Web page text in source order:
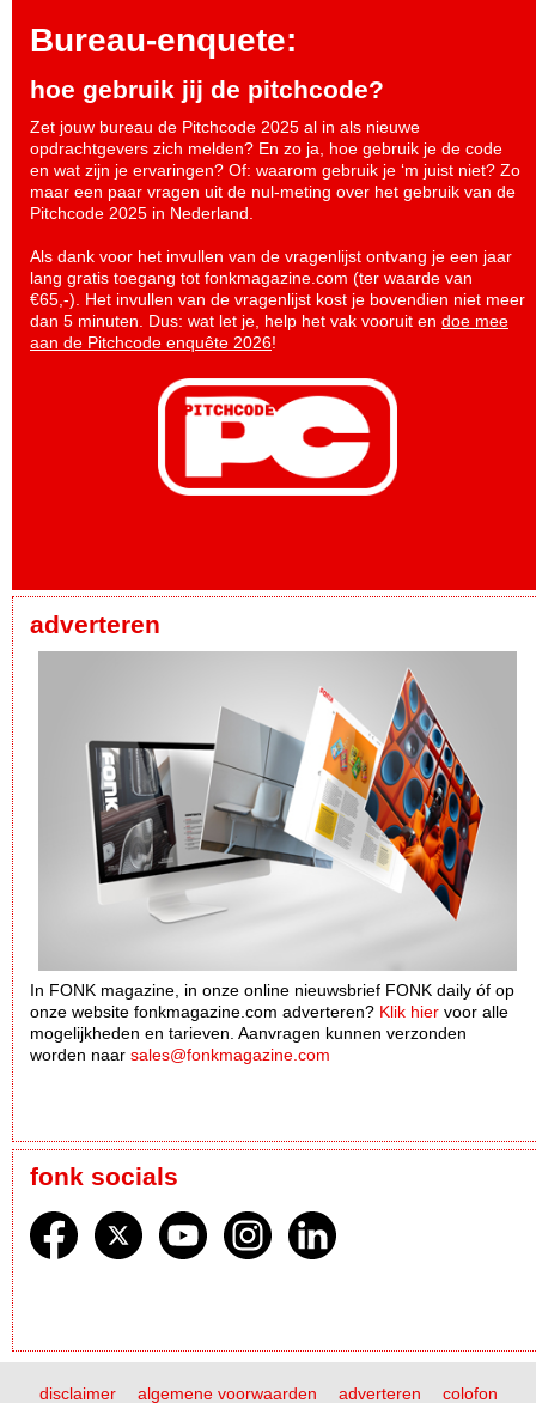
Bureau-enquete:
hoe gebruik jij de pitchcode?
Zet jouw bureau de Pitchcode 2025 al in als nieuwe
opdrachtgevers zich melden? En zo ja, hoe gebruik je de code
en wat zijn je ervaringen? Of: waarom gebruik je ‘m juist niet? Zo
maar een paar vragen uit de nul-meting over het gebruik van de
Pitchcode 2025 in Nederland.
Als dank voor het invullen van de vragenlijst ontvang je een jaar
lang gratis toegang tot fonkmagazine.com (ter waarde van
€65,-). Het invullen van de vragenlijst kost je bovendien niet meer
dan 5 minuten. Dus: wat let je, help het vak vooruit en doe mee
aan de Pitchcode enquête 2026!
adverteren
In FONK magazine, in onze online nieuwsbrief FONK daily óf op
onze website fonkmagazine.com adverteren? Klik hier voor alle
mogelijkheden en tarieven. Aanvragen kunnen verzonden
worden naar sales@fonkmagazine.com
fonk socials
disclaimer algemene voorwaarden adverteren colofon